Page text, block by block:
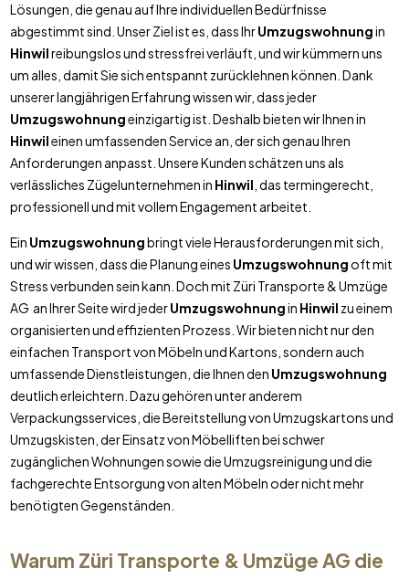
Lösungen, die genau auf Ihre individuellen Bedürfnisse
abgestimmt sind. Unser Ziel ist es, dass IhrUmzugswohnungin
Hinwilreibungslos und stressfrei verläuft, und wir kümmern uns
um alles, damit Sie sich entspannt zurücklehnen können. Dank
unserer langjährigen Erfahrung wissen wir, dass jeder
Umzugswohnungeinzigartig ist. Deshalb bieten wir Ihnen in
Hinwileinen umfassenden Service an, der sich genau Ihren
Anforderungen anpasst. Unsere Kunden schätzen uns als
verlässliches Zügelunternehmen in Hinwil , das termingerecht,
professionell und mit vollem Engagement arbeitet.
Ein Umzugswohnungbringt viele Herausforderungen mit sich,
und wir wissen, dass die Planung eines Umzugswohnungoft mit
Stress verbunden sein kann. Doch mit Züri Transporte & Umzüge
AG an Ihrer Seite wird jederUmzugswohnungin Hinwil zu einem
organisierten und effizienten Prozess. Wir bieten nicht nur den
einfachen Transport von Möbeln und Kartons, sondern auch
umfassende Dienstleistungen, die Ihnen den Umzugswohnung
deutlich erleichtern. Dazu gehören unter anderem
Verpackungsservices, die Bereitstellung von Umzugskartons und
Umzugskisten, der Einsatz von Möbelliften bei schwer
zugänglichen Wohnungen sowie die Umzugsreinigung und die
fachgerechte Entsorgung von alten Möbeln oder nicht mehr
benötigten Gegenständen.
Warum Züri Transporte & Umzüge AG die